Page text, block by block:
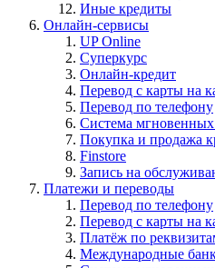
Иные кредиты
Онлайн-сервисы
UP Online
Суперкурс
Онлайн-кредит
Перевод с карты на
Перевод по телефону
Система
Покупка и продажа
Finstore
Запись на
Платежи и переводы
Перевод по телефону
Перевод с карты на
Платёж по
Международные